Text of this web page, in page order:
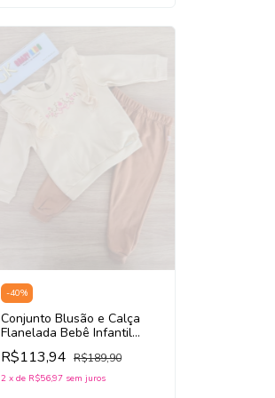
-40%
Conjunto Blusão e Calça
Flanelada Bebê Infantil
Menina SOMNII 3261031
(Bege Claro /Caramelo
Marrom)
R$113,94 R$189,90
2 x de R$56,97 sem juros